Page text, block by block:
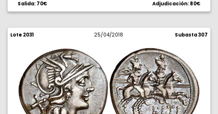
Salida: 70€ Adjudicación: 80€
Lote 2031 25/04/2018 Subasta 307